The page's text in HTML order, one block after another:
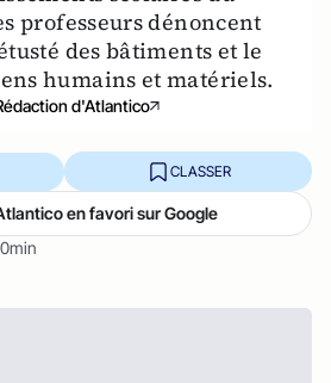
professeurs dénoncent
des bâtiments et le
humains et matériels.
d'Atlantico
CLASSER
en favori sur Google